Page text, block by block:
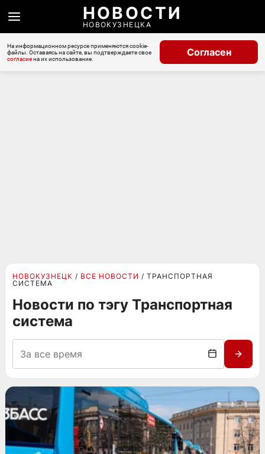
НОВОСТИ
НОВОКУЗНЕЦКА
На информационном ресурсе применяются cookie-
файлы. Оставаясь на сайте, вы подтверждаете свое
согласиена их использование.
Согласен
НОВОКУЗНЕЦК ВСЕ НОВОСТИ
ТРАНСПОРТНАЯ
СИСТЕМА
Новости по тэгу Транспортная
система